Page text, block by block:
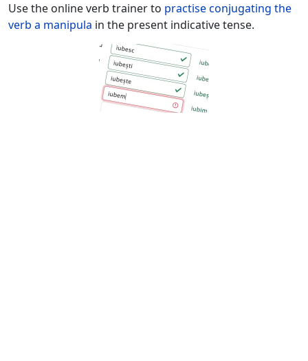
Use the online verb trainer to practise conjugating the
verb a manipula in the present indicative tense.